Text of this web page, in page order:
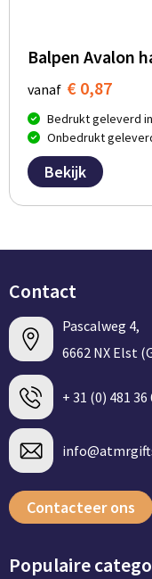
Balpen Avalon
vanaf € 0,87
Bedrukt geleverd
Onbedrukt
Bekijk
Contact
Pascalweg 4,
6662 NX Elst
+ 31 (0) 481 36
Contacteer ons
Populaire